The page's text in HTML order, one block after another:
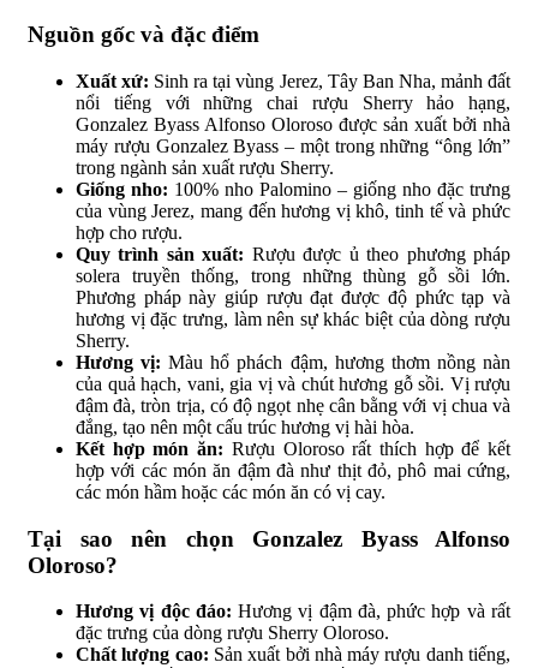
Nguồn gốc và đặc điểm
Xuất xứ: Sinh ra tại vùng Jerez, Tây Ban Nha, mảnh đất
nổi tiếng với những chai rượu Sherry hảo hạng,
Gonzalez Byass Alfonso Oloroso được sản xuất bởi nhà
máy rượu Gonzalez Byass – một trong những “ông lớn”
trong ngành sản xuất rượu Sherry.
Giống nho: 100% nho Palomino – giống nho đặc trưng
của vùng Jerez, mang đến hương vị khô, tinh tế và phức
hợp cho rượu.
Quy trình sản xuất: Rượu được ủ theo phương pháp
solera truyền thống, trong những thùng gỗ sồi lớn.
Phương pháp này giúp rượu đạt được độ phức tạp và
hương vị đặc trưng, làm nên sự khác biệt của dòng rượu
Sherry.
Hương vị:Màu hổ phách đậm, hương thơm nồng nàn
của quả hạch, vani, gia vị và chút hương gỗ sồi. Vị rượu
đậm đà, tròn trịa, có độ ngọt nhẹ cân bằng với vị chua và
đắng, tạo nên một cấu trúc hương vị hài hòa.
Kết hợp món ăn: Rượu Oloroso rất thích hợp để kết
hợp với các món ăn đậm đà như thịt đỏ, phô mai cứng,
các món hầm hoặc các món ăn có vị cay.
Tại sao nên chọn Gonzalez Byass Alfonso
Oloroso?
Hương vị độc đáo: Hương vị đậm đà, phức hợp và rất
đặc trưng của dòng rượu Sherry Oloroso.
Chất lượng cao: Sản xuất bởi nhà máy rượu danh tiếng,